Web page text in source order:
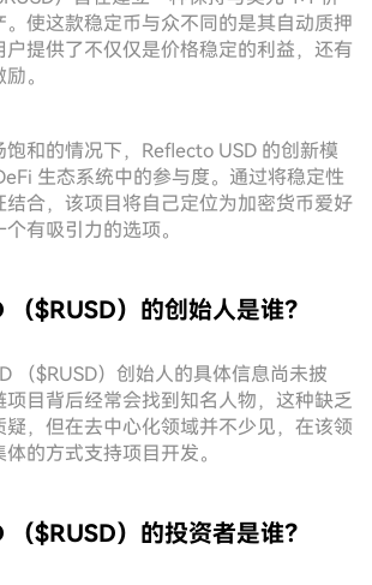
使这款稳定币与众不同的是其自动质押
户提供了不仅仅是价格稳定的利益，还有
。
和的情况下，Reflecto USD 的创新模
生态系统中的参与度。通过将稳定性
结合，该项目将自己定位为加密货币爱好
有吸引力的选项。
$RUSD）的创始人是谁？
（$RUSD）创始人的具体信息尚未披
项目背后经常会找到知名人物，这种缺乏
疑，但在去中心化领域并不少见，在该领
的方式支持项目开发。
$RUSD）的投资者是谁？